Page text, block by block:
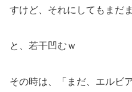
すけど、それにしてもまだ
と、若干凹むｗ
その時は、「まだ、エルビ